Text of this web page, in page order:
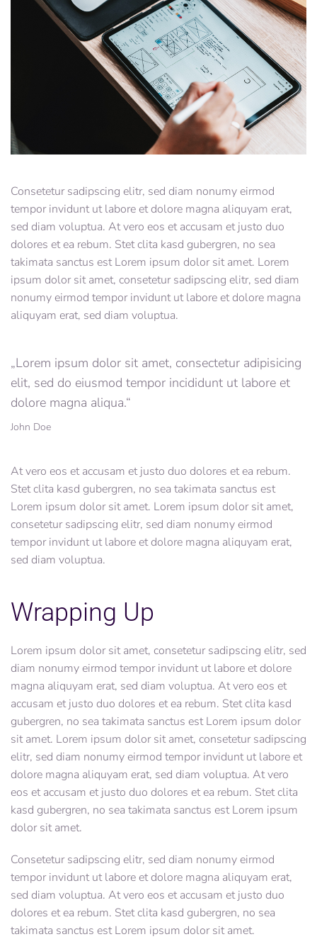
Consetetur sadipscing elitr, sed diam nonumy eirmod
tempor invidunt ut labore et dolore magna aliquyam erat,
sed diam voluptua. At vero eos et accusam et justo duo
dolores et ea rebum. Stet clita kasd gubergren, no sea
takimata sanctus est Lorem ipsum dolor sit amet. Lorem
ipsum dolor sit amet, consetetur sadipscing elitr, sed diam
nonumy eirmod tempor invidunt ut labore et dolore magna
aliquyam erat, sed diam voluptua.
„Lorem ipsum dolor sit amet, consectetur adipisicing
elit, sed do eiusmod tempor incididunt ut labore et
dolore magna aliqua.“
John Doe
At vero eos et accusam et justo duo dolores et ea rebum.
Stet clita kasd gubergren, no sea takimata sanctus est
Lorem ipsum dolor sit amet. Lorem ipsum dolor sit amet,
consetetur sadipscing elitr, sed diam nonumy eirmod
tempor invidunt ut labore et dolore magna aliquyam erat,
sed diam voluptua.
Wrapping Up
Lorem ipsum dolor sit amet, consetetur sadipscing elitr, sed
diam nonumy eirmod tempor invidunt ut labore et dolore
magna aliquyam erat, sed diam voluptua. At vero eos et
accusam et justo duo dolores et ea rebum. Stet clita kasd
gubergren, no sea takimata sanctus est Lorem ipsum dolor
sit amet. Lorem ipsum dolor sit amet, consetetur sadipscing
elitr, sed diam nonumy eirmod tempor invidunt ut labore et
dolore magna aliquyam erat, sed diam voluptua. At vero
eos et accusam et justo duo dolores et ea rebum. Stet clita
kasd gubergren, no sea takimata sanctus est Lorem ipsum
dolor sit amet.
Consetetur sadipscing elitr, sed diam nonumy eirmod
tempor invidunt ut labore et dolore magna aliquyam erat,
sed diam voluptua. At vero eos et accusam et justo duo
dolores et ea rebum. Stet clita kasd gubergren, no sea
takimata sanctus est Lorem ipsum dolor sit amet.